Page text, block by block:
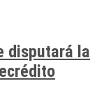
disputará la